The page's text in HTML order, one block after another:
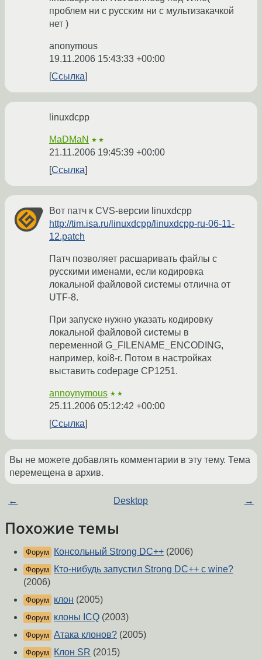
проблем ни с русским ни с мультизакачкой
нет )
anonymous
19.11.2006 15:43:33 +00:00
Ссылка
linuxdcpp
MaDMaN ★★
21.11.2006 19:45:39 +00:00
Ссылка
Вот патч к CVS-версии linuxdcpp
http://tim.isa.ru/linuxdcpp/linuxdcpp-ru-06-11-
12.patch
Патч позволяет расшаривать файлы с
русскими именами, если кодировка
локальной файловой системы отлична от
UTF-8.
При запуске нужно указать кодировку
локальной файловой системы в
переменной G_FILENAME_ENCODING,
например, koi8-r. Потом в настройках
выставить codepage CP1251.
annoynymous ★★
25.11.2006 05:12:42 +00:00
Ссылка
Вы не можете добавлять комментарии в эту тему. Тема
перемещена в архив.
← Desktop →
Похожие темы
Форум Консольный Strong DC++ (2006)
Форум
Кто-нибудь запустил Strong DC++ c wine?
(2006)
Форум клон (2005)
Форум клоны ICQ (2003)
Форум Атака клонов? (2005)
Форум Клон SR (2015)